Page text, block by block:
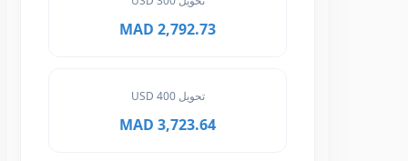
2,792.73 MAD
تحويل 400 USD
3,723.64 MAD